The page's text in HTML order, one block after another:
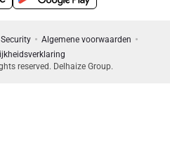
Security
Algemene voorwaarden
reserved. Delhaize Group.